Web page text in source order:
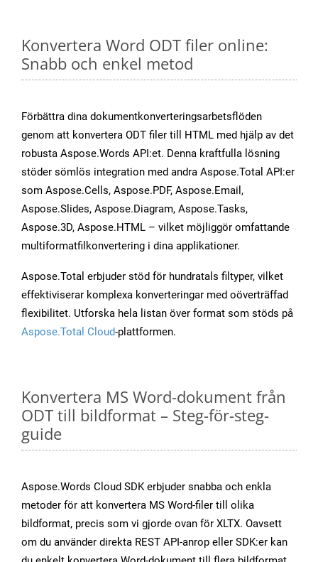
Konvertera Word ODT filer online:
Snabb och enkel metod
Förbättra dina dokumentkonverteringsarbetsflöden
genom att konvertera ODT filer till HTML med hjälp av det
robusta Aspose.Words API:et. Denna kraftfulla lösning
stöder sömlös integration med andra Aspose.Total API:er
som Aspose.Cells, Aspose.PDF, Aspose.Email,
Aspose.Slides, Aspose.Diagram, Aspose.Tasks,
Aspose.3D, Aspose.HTML – vilket möjliggör omfattande
multiformatfilkonvertering i dina applikationer.
Aspose.Total erbjuder stöd för hundratals filtyper, vilket
effektiviserar komplexa konverteringar med oöverträffad
flexibilitet. Utforska hela listan över format som stöds på
Aspose.Total Cloud-plattformen.
Konvertera MS Word-dokument från
ODT till bildformat – Steg-för-steg-
guide
Aspose.Words Cloud SDK erbjuder snabba och enkla
metoder för att konvertera MS Word-filer till olika
bildformat, precis som vi gjorde ovan för XLTX. Oavsett
om du använder direkta REST API-anrop eller SDK:er kan